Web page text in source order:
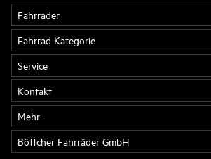
Fahrräder
Fahrrad Kategorie
Service
Kontakt
Mehr
Böttcher Fahrräder GmbH